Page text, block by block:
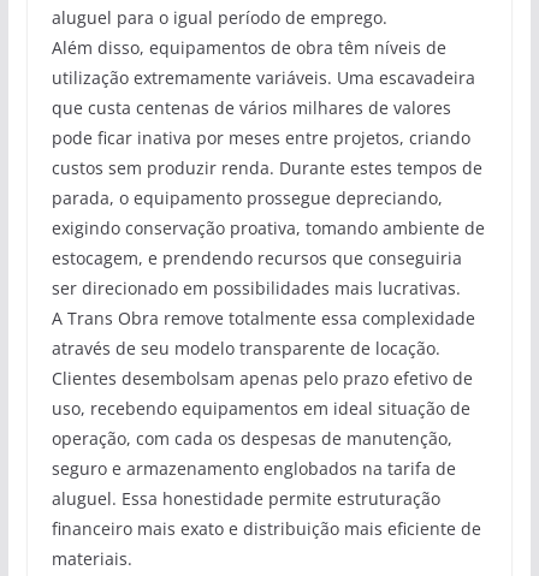
aluguel para o igual período de emprego.
Além disso, equipamentos de obra têm níveis de
utilização extremamente variáveis. Uma escavadeira
que custa centenas de vários milhares de valores
pode ficar inativa por meses entre projetos, criando
custos sem produzir renda. Durante estes tempos de
parada, o equipamento prossegue depreciando,
exigindo conservação proativa, tomando ambiente de
estocagem, e prendendo recursos que conseguiria
ser direcionado em possibilidades mais lucrativas.
A Trans Obra remove totalmente essa complexidade
através de seu modelo transparente de locação.
Clientes desembolsam apenas pelo prazo efetivo de
uso, recebendo equipamentos em ideal situação de
operação, com cada os despesas de manutenção,
seguro e armazenamento englobados na tarifa de
aluguel. Essa honestidade permite estruturação
financeiro mais exato e distribuição mais eficiente de
materiais.